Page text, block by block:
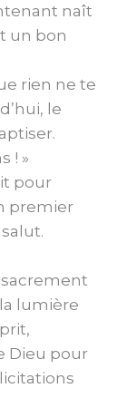
naît
un bon
rien ne te
le
! »
pour
premier
sacrement
lumière
Dieu pour